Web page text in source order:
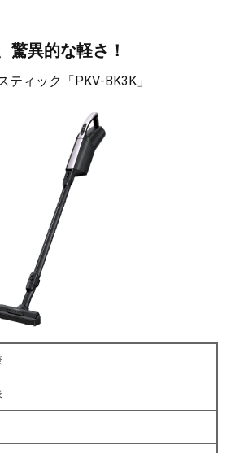
驚異的な軽さ！
ティック「PKV-BK3K」